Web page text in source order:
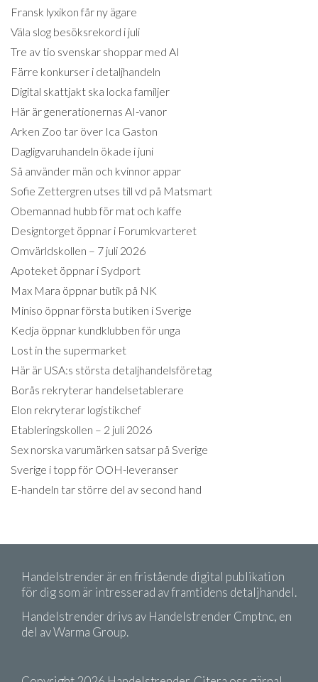
Fransk lyxikon får ny ägare
Väla slog besöksrekord i juli
Tre av tio svenskar shoppar med AI
Färre konkurser i detaljhandeln
Digital skattjakt ska locka familjer
Här är generationernas AI-vanor
Arken Zoo tar över Ica Gaston
Dagligvaruhandeln ökade i juni
Så använder män och kvinnor appar
Sofie Zettergren utses till vd på Matsmart
Obemannad hubb för mat och kaffe
Designtorget öppnar i Forumkvarteret
Omvärldskollen – 7 juli 2026
Apoteket öppnar i Sydport
Max Mara öppnar butik på NK
Miniso öppnar första butiken i Sverige
Kedja öppnar kundklubben för unga
Lost in the supermarket
Här är USA:s största detaljhandelsföretag
Borås rekryterar handelsetablerare
Elon rekryterar logistikchef
Etableringskollen – 2 juli 2026
Sex norska varumärken satsar på Sverige
Sverige i topp för OOH-leveranser
E-handeln tar större del av second hand
Handelstrender är en fristående digital publikation
för dig som är intresserad av framtidens detaljhandel.
Handelstrender drivs av Handelstrender Cmptnc, en
del av Warma Group.